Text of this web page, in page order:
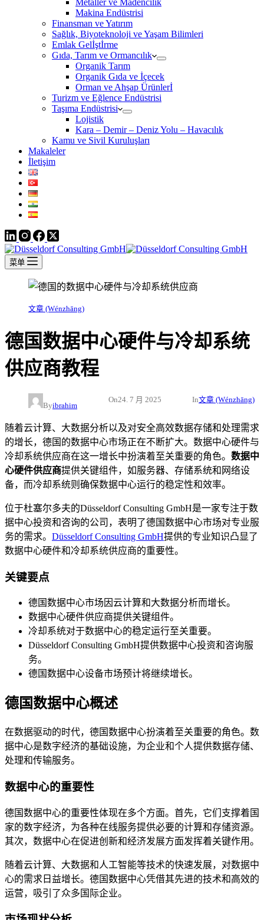
Metaller ve Madencilik
Makina Endüstrisi
Finansman ve Yatırım
Sağlık, Biyoteknoloji ve Yaşam Bilimleri
Emlak Gelİştİrme
Gıda, Tarım ve Ormancılık
Organik Tarım
Organik Gıda ve İçecek
Orman ve Ahşap Ürünlerİ
Turizm ve Eğlence Endüstrisi
Taşıma Endüstrisi
Lojistik
Kara – Demir – Deniz Yolu – Havacılık
Kamu ve Sivil Kuruluşları
Makaleler
İletişim
菜单
文章 (Wénzhāng)
德国数据中心硬件与冷却系统
供应商教程
Byibrahim
On24. 7 月 2025 In文章 (Wénzhāng)
随着云计算、大数据分析以及对安全高效数据存储和处理需求
的增长，德国的数据中心市场正在不断扩大。数据中心硬件与
冷却系统供应商在这一增长中扮演着至关重要的角色。 数据中
心硬件供应商提供关键组件，如服务器、存储系统和网络设
备，而冷却系统则确保数据中心运行的稳定性和效率。
位于杜塞尔多夫的Düsseldorf Consulting GmbH是一家专注于数
据中心投资和咨询的公司，表明了德国数据中心市场对专业服
务的需求。 Düsseldorf Consulting GmbH提供的专业知识凸显了
数据中心硬件和冷却系统供应商的重要性。
关键要点
德国数据中心市场因云计算和大数据分析而增长。
数据中心硬件供应商提供关键组件。
冷却系统对于数据中心的稳定运行至关重要。
Düsseldorf Consulting GmbH提供数据中心投资和咨询服
务。
德国数据中心设备市场预计将继续增长。
德国数据中心概述
在数据驱动的时代，德国数据中心扮演着至关重要的角色。数
据中心是数字经济的基础设施，为企业和个人提供数据存储、
处理和传输服务。
数据中心的重要性
德国数据中心的重要性体现在多个方面。首先，它们支撑着国
家的数字经济，为各种在线服务提供必要的计算和存储资源。
其次，数据中心在促进创新和经济发展方面发挥着关键作用。
随着云计算、大数据和人工智能等技术的快速发展，对数据中
心的需求日益增长。德国数据中心凭借其先进的技术和高效的
运营，吸引了众多国际企业。